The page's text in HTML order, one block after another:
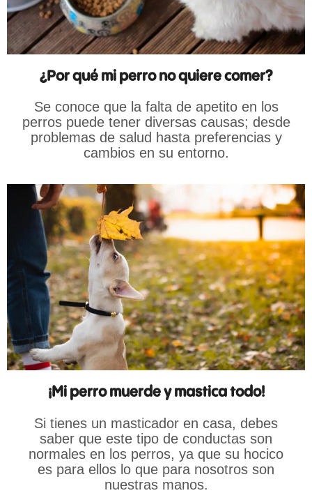
¿Por qué mi perro no quiere comer?
Se conoce que la falta de apetito en los
perros puede tener diversas causas; desde
problemas de salud hasta preferencias y
cambios en su entorno.
¡Mi perro muerde y mastica todo!
Si tienes un masticador en casa, debes
saber que este tipo de conductas son
normales en los perros, ya que su hocico
es para ellos lo que para nosotros son
nuestras manos.